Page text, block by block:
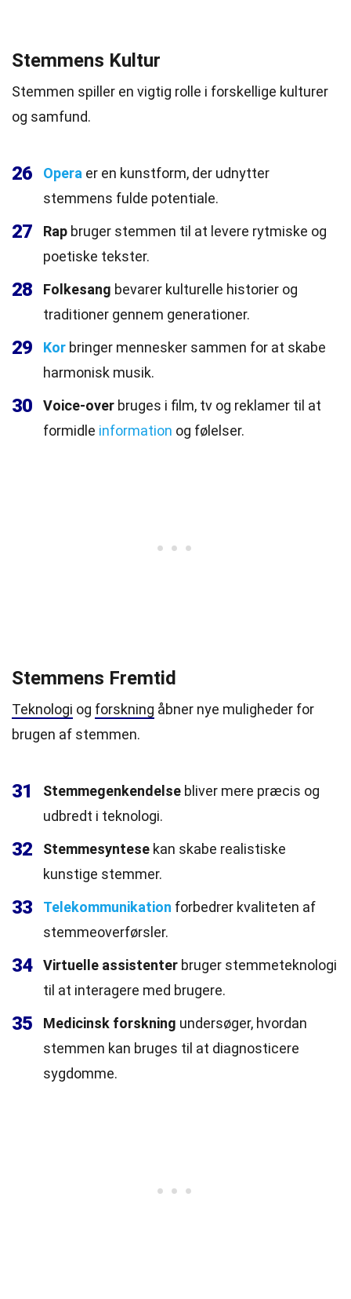
Stemmens Kultur
Stemmen spiller en vigtig rolle i forskellige kulturer
og samfund.
26 Opera er en kunstform, der udnytter
stemmens fulde potentiale.
27 Rap bruger stemmen til at levere rytmiske og
poetiske tekster.
28 Folkesang bevarer kulturelle historier og
traditioner gennem generationer.
29 Kor bringer mennesker sammen for at skabe
harmonisk musik.
30 Voice-over bruges i film, tv og reklamer til at
formidle information og følelser.
Stemmens Fremtid
Teknologi og forskning åbner nye muligheder for
brugen af stemmen.
31 Stemmegenkendelse bliver mere præcis og
udbredt i teknologi.
32 Stemmesyntese kan skabe realistiske
kunstige stemmer.
33 Telekommunikation forbedrer kvaliteten af
stemmeoverførsler.
34 Virtuelle assistenter bruger stemmeteknologi
til at interagere med brugere.
35 Medicinsk forskning undersøger, hvordan
stemmen kan bruges til at diagnosticere
sygdomme.